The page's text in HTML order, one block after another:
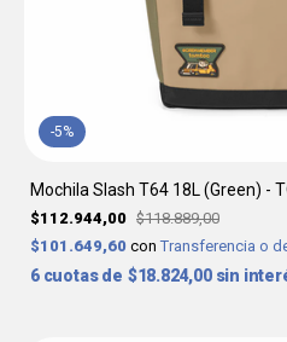
-5%
Mochila Slash T64 18L (Green) -
$112.944,00 $118.889,00
$101.649,60 con Transferencia o
6 $18.824,00 sin